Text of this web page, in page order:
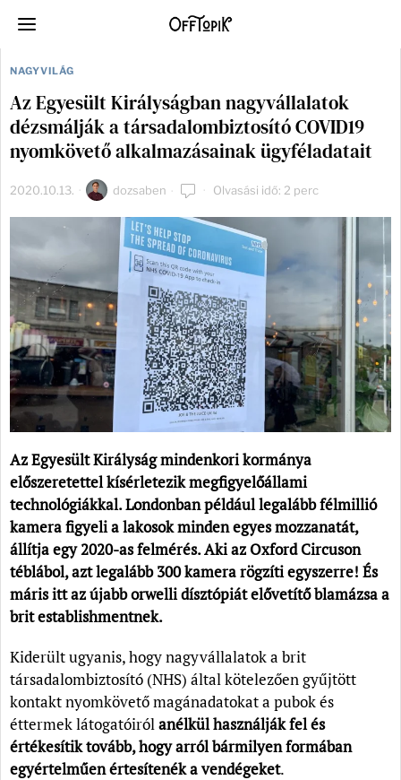
NAGYVILÁG
Az Egyesült Királyságban nagyvállalatok
dézsmálják a társadalombiztosító COVID19
nyomkövető alkalmazásainak ügyféladatait
2020.10.13. dozsaben Olvasási idő: 2 perc
Az Egyesült Királyság mindenkori kormánya
előszeretettel kísérletezik megfigyelőállami
technológiákkal. Londonban például legalább félmillió
kamera figyeli a lakosok minden egyes mozzanatát,
állítja egy 2020-as felmérés. Aki az Oxford Circuson
téblábol, azt legalább 300 kamera rögzíti egyszerre! És
máris itt az újabb orwelli dísztópiát elővetítő blamázsa a
brit establishmentnek.
Kiderült ugyanis, hogy nagyvállalatok a brit
társadalombiztosító (NHS) által kötelezően gyűjtött
kontakt nyomkövető magánadatokat a pubok és
éttermek látogatóirólanélkül használják fel és
értékesítik tovább, hogy arról bármilyen formában
egyértelműen értesítenék a vendégeket.